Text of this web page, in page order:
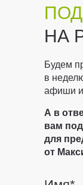
НА
Будем
в
афиши и
А в
вам
для
от